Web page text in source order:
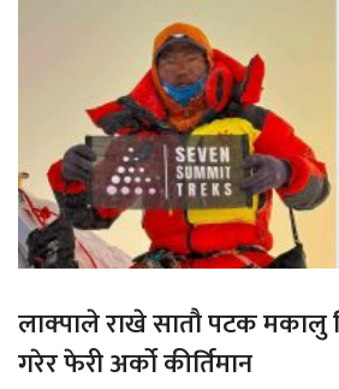
लाक्पाले राखे सातौ पटक
गरेर फेरी अर्को कीर्तिमान